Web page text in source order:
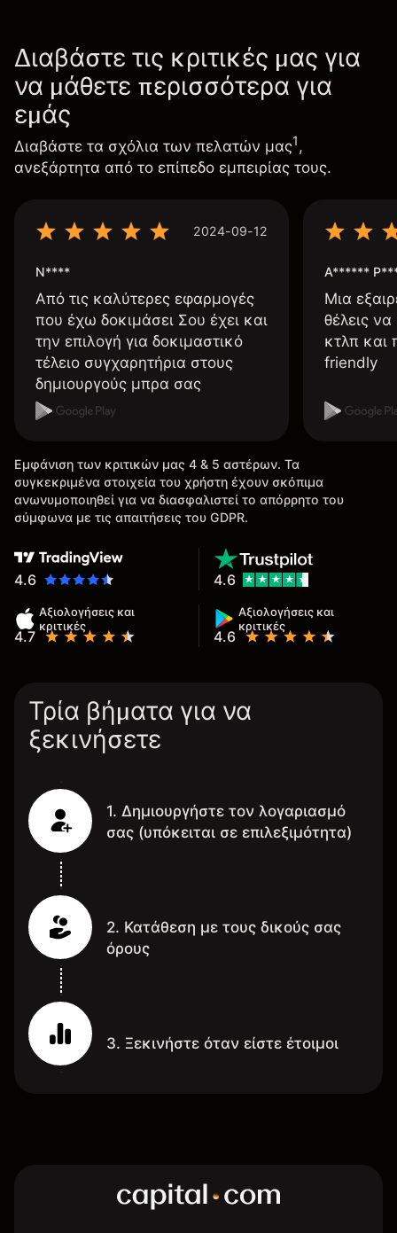
Διαβάστε τις κριτικές μας για
να μάθετε περισσότερα για
εμάς
Διαβάστε τα σχόλια των πελατών μας1,
ανεξάρτητα από το επίπεδο εμπειρίας τους.
2024-09-12
N****
Από τις καλύτερες εφαρμογές
που έχω δοκιμάσει Σου έχει και
την επιλογή για δοκιμαστικό
τέλειο συγχαρητήρια στους
δημιουργούς μπρα σας
A******
Μια
θέλεις
κτλπ και
friendly
Εμφάνιση των κριτικών μας 4 & 5 αστέρων. Τα
συγκεκριμένα στοιχεία του χρήστη έχουν σκόπιμα
ανωνυμοποιηθεί για να διασφαλιστεί το απόρρητο του
σύμφωνα με τις απαιτήσεις του GDPR.
4.6
Αξιολογήσεις και
κριτικές
4.7
Αξιολογήσεις και
κριτικές
4.6
4.6
Τρία βήματα για να
ξεκινήσετε
1. Δημιουργήστε τον λογαριασμό
σας (υπόκειται σε επιλεξιμότητα)
2. Κατάθεση με τους δικούς σας
όρους
3. Ξεκινήστε όταν είστε έτοιμοι